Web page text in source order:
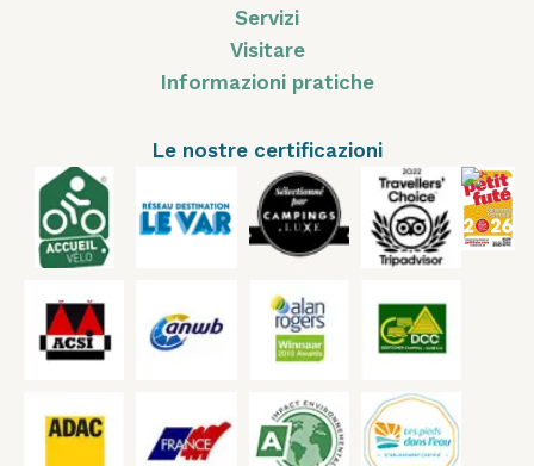
Servizi
Visitare
Informazioni pratiche
Le nostre certificazioni